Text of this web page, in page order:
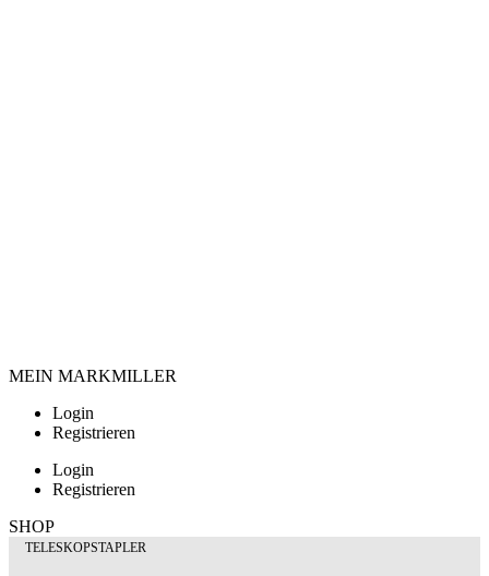
MEIN MARKMILLER
Login
Registrieren
Login
Registrieren
SHOP
TELESKOPSTAPLER